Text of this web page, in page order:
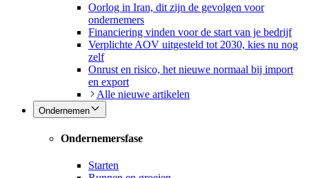
Oorlog in Iran, dit zijn de gevolgen voor
ondernemers
Financiering vinden voor de start van je bedrijf
Verplichte AOV uitgesteld tot 2030, kies nu nog
zelf
Onrust en risico, het nieuwe normaal bij import
en export
Alle nieuwe artikelen
Ondernemen
Ondernemersfase
Starten